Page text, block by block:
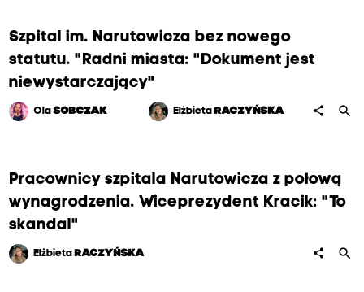
Szpital im. Narutowicza bez nowego
statutu. "Radni miasta: "Dokument jest
niewystarczający"
OlaSOBCZAK Elżbieta RACZYŃSKA share search
Pracownicy szpitala Narutowicza z połową
wynagrodzenia. Wiceprezydent Kracik: "To
skandal"
Elżbieta RACZYŃSKA share search